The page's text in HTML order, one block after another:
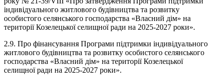
індивідуального житлового будівництва та розвитку
особистого селянського господарства «Власний дім» на
території Козелецької селищної ради на 2025-2027 роки».
2.9. Про фінансування Програми підтримки індивідуального
житлового будівництва та розвитку особистого селянського
господарства «Власний дім» на території Козелецької
селищної ради на 2025-2027 роки».